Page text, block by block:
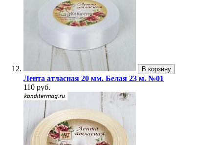
В корзину
Лента атласная 20 мм. Белая 23 м. №01
110 руб.